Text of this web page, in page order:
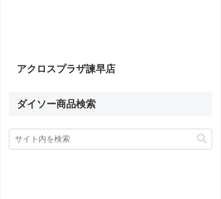
アクロスプラザ諫早店
ダイソー商品検索